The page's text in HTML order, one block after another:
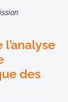
l’analyse
des